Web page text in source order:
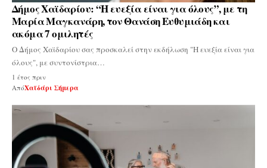
Δήμος Χαϊδαρίου: “Η ευεξία είναι για όλους”, με τη
Μαρία Μαγκανάρη, τον Θανάση Ευθυμιάδη και
ακόμα 7 ομιλητές
Ο Δήμος Χαϊδαρίου σας προσκαλεί στην εκδήλωση "Η ευεξία είναι για
όλους", με συντονίστρια…
1 έτος πριν
ΑπόΧαϊδάρι Σήμερα